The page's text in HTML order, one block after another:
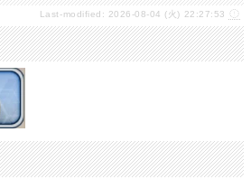
Last-modified: 2026-08-04 (火) 22:27:53